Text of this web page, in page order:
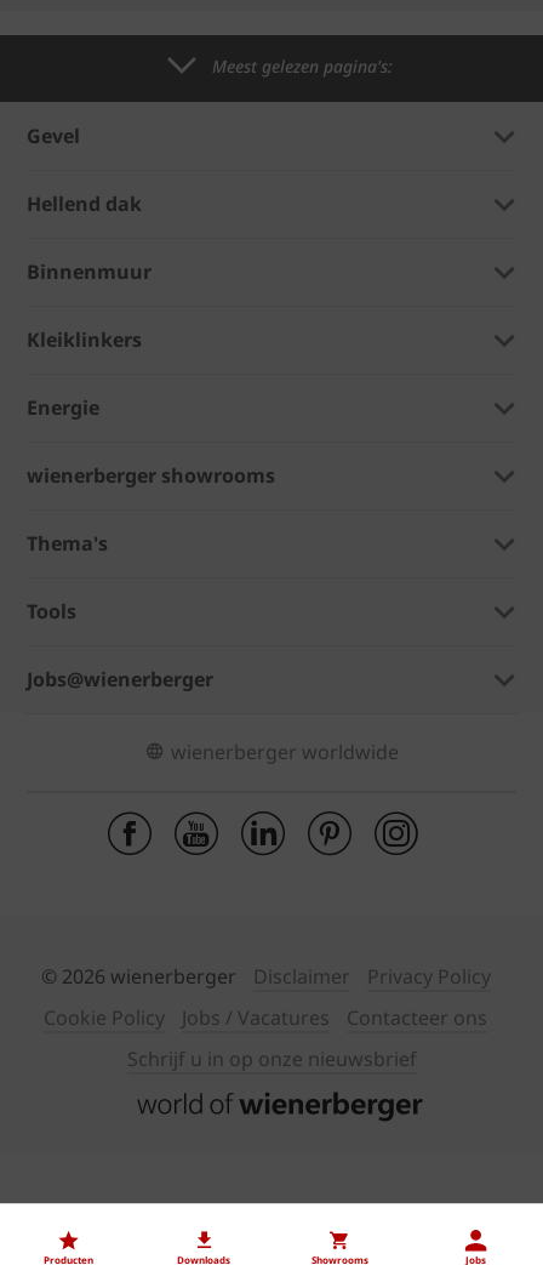
Producten Downloads Showrooms Jobs
Meest gelezen pagina's:
Gevel
Hellend dak
Binnenmuur
Kleiklinkers
Energie
wienerberger showrooms
Thema's
Tools
Jobs@wienerberger
wienerberger worldwide
© 2026 wienerberger Disclaimer
Privacy Policy
Cookie Policy
Jobs / Vacatures
Contacteer ons
Schrijf u in op onze nieuwsbrief